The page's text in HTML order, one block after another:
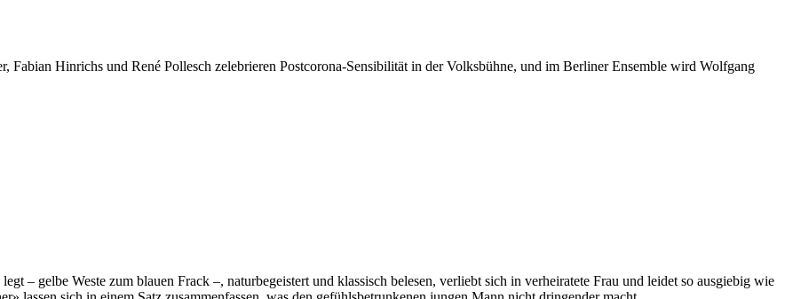
Fabian Hinrichs und René Pollesch zelebrieren Postcorona-Sensibilität in der Volksbühne, und im Berliner Ensemble wird Wolfgang
– gelbe Weste zum blauen Frack –, naturbegeistert und klassisch belesen, verliebt sich in verheiratete Frau und leidet so ausgiebig wie